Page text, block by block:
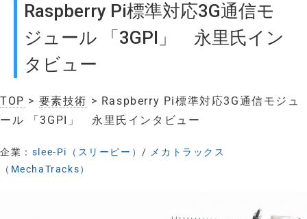
Raspberry Pi標準対応3G通信モ
ジュール 「3GPI」 永里氏イン
タビュー
TOP > 要素技術 > Raspberry Pi標準対応3G通信モジュ
ール 「3GPI」 永里氏インタビュー
企業： slee-Pi（スリーピー）/ メカトラックス
（MechaTracks）